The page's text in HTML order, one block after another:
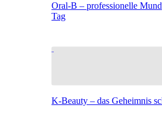
Oral-B – professionelle
Tag
K-Beauty – das Geheimnis